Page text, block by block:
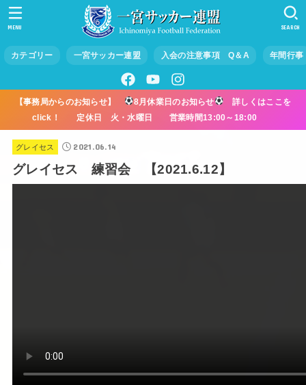
カテゴリー 一宮サッカー連盟 入会の注意事項 Q＆A 年間行事
SEARCH
MENU
【事務局からのお知らせ】 8月休業日のお知らせ
詳しくはここを
click！ 定休日 火・水曜日 営業時間13:00～18:00
グレイセス 2021.06.14
グレイセス 練習会 【2021.6.12】